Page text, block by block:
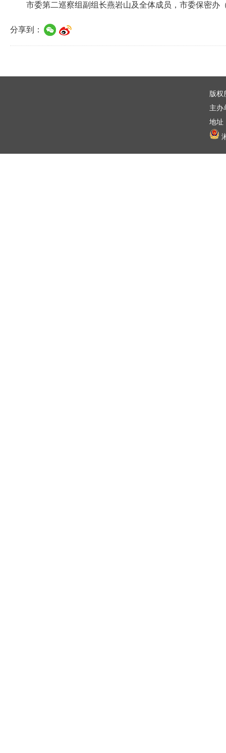
市委第二巡察组副组长燕岩山及全体成员，市委保密办
分享到：
版权
主办
地址